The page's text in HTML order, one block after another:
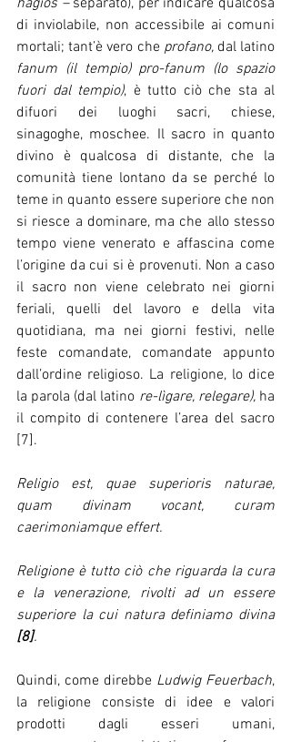
hagios – separato), per indicare qualcosa
di inviolabile, non accessibile ai comuni
mortali; tant’è vero che profano,
fanum (il tempio) pro-fanum (lo spazio
fuori dal tempio), è tutto ciò che sta al
difuori dei luoghi sacri, chiese,
sinagoghe, moschee. Il sacro in quanto
divino è qualcosa di distante, che la
comunità tiene lontano da se perché lo
teme in quanto essere superiore che non
si riesce a dominare, ma che allo stesso
tempo viene venerato e affascina come
l’origine da cui si è provenuti. Non a caso
il sacro non viene celebrato nei giorni
feriali, quelli del lavoro e della vita
quotidiana, ma nei giorni festivi, nelle
feste comandate, comandate appunto
dall’ordine religioso. La religione, lo dice
la parola (dal latino re-lìgare, relegare), ha
il compito di contenere l’area del sacro
[7].
Religio est, quae superioris naturae,
quam divinam vocant, curam
caerimoniamque effert.
Religione è tutto ciò che riguarda la cura
e la venerazione, rivolti ad un essere
superiore la cui natura definiamo divina
[8].
Quindi, come direbbe Ludwig Feuerbach,
la religione consiste di idee e valori
prodotti dagli esseri umani,